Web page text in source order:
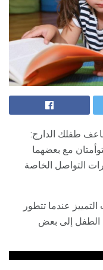
طفلك الدارج:
مع بعضهما
التواصل الخاصة
عندما تتطور
الطفل إلى بعض